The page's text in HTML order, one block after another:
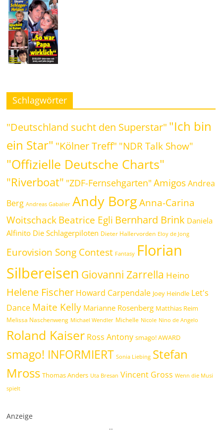
Schlagwörter
"Deutschland sucht den Superstar" "Ich bin
ein Star" "Kölner Treff" "NDR Talk Show"
"Offizielle Deutsche Charts"
"Riverboat" "ZDF-Fernsehgarten" Amigos Andrea
Berg Andreas Gabalier Andy Borg Anna-Carina
WoitschackBeatrice Egli Bernhard Brink Daniela
Alfinito Die Schlagerpiloten Dieter Hallervorden Eloy de Jong
Eurovision Song Contest Fantasy Florian
Silbereisen Giovanni Zarrella Heino
Helene Fischer Howard Carpendale Joey Heindle Let's
Dance Maite Kelly Marianne Rosenberg Matthias Reim
Melissa Naschenweng Michael Wendler Michelle Nicole Nino de Angelo
Roland Kaiser Ross Antony smago! AWARD
smago! INFORMIERT Sonia Liebing Stefan
Mross Thomas Anders Uta Bresan Vincent Gross Wenn die Musi
spielt
Anzeige
..